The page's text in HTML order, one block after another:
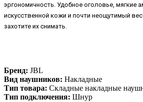
эргономичность. Удобное оголовье, мягкие
искусственной кожи и почти неощутимый
захотите их снимать.
Бренд: JBL
Вид наушников: Накладные
Тип товара: Складные накладные
Тип подключения: Шнур